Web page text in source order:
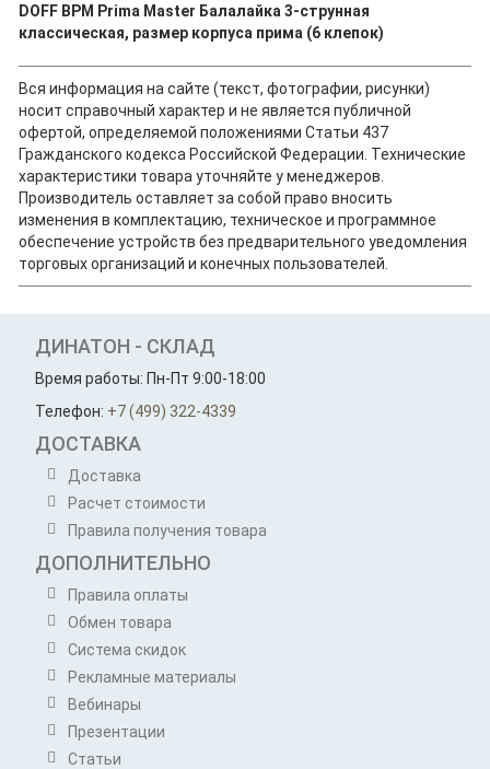
DOFF BPM Prima Master Балалайка 3-струнная
классическая, размер корпуса прима (6 клепок)
Вся информация на сайте (текст, фотографии, рисунки)
носит справочный характер и не является публичной
офертой, определяемой положениями Статьи 437
Гражданского кодекса Российской Федерации. Технические
характеристики товара уточняйте у менеджеров.
Производитель оставляет за собой право вносить
изменения в комплектацию, техническое и программное
обеспечение устройств без предварительного уведомления
торговых организаций и конечных пользователей.
ДИНАТОН - СКЛАД
Время работы: Пн-Пт 9:00-18:00
Телефон: +7 (499) 322-4339
ДОСТАВКА
Доставка
Расчет стоимости
Правила получения товара
ДОПОЛНИТЕЛЬНО
Правила оплаты
Обмен товара
Система скидок
Рекламные материалы
Вебинары
Презентации
Статьи